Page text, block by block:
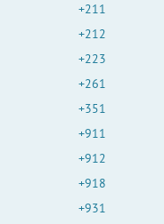
+211
+212
+223
+261
+351
+911
+912
+918
+931